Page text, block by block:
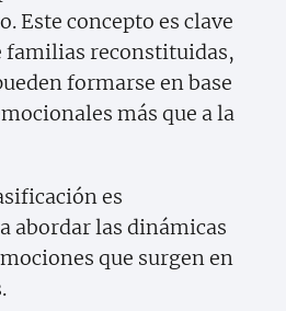
Este concepto es clave
familias reconstituidas,
formarse en base
más que a la
es
abordar las dinámicas
que surgen en